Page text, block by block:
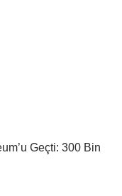
Geçti: 300 Bin